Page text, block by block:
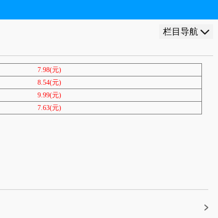
栏目导航
7.98(元)
8.54(元)
9.99(元)
7.63(元)